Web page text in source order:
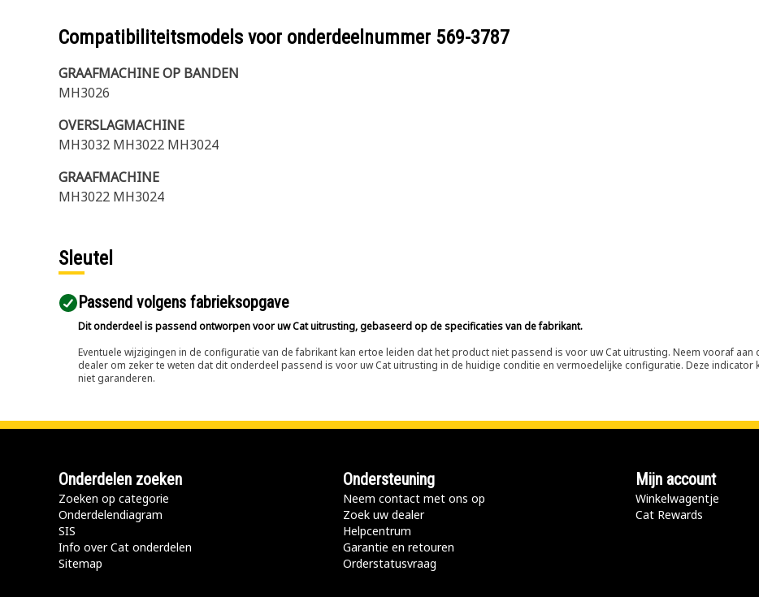
Compatibiliteitsmodels voor onderdeelnummer 569-3787
GRAAFMACHINE OP BANDEN
MH3026
OVERSLAGMACHINE
MH3032 MH3022 MH3024
GRAAFMACHINE
MH3022 MH3024
Sleutel
Passend volgens fabrieksopgave
Dit onderdeel is passend ontworpen voor uw Cat uitrusting, gebaseerd op de specificaties van de fabrikant.
Eventuele wijzigingen in de configuratie van de fabrikant kan ertoe leiden dat het product niet passend is voor uw Cat uitrusting. Neem vooraf aan
dealer om zeker te weten dat dit onderdeel passend is voor uw Cat uitrusting in de huidige conditie en vermoedelijke configuratie. Deze
niet garanderen.
Onderdelen zoeken
Zoeken op categorie
Onderdelendiagram
SIS
Info over Cat onderdelen
Sitemap
Ondersteuning
Neem contact met ons op
Zoek uw dealer
Helpcentrum
Garantie en retouren
Orderstatusvraag
Mijn account
Winkelwagentje
Cat Rewards